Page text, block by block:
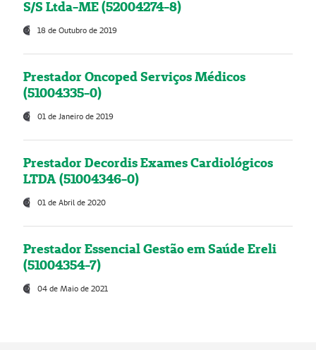
S/S Ltda-ME (52004274-8)
18 de Outubro de 2019
Prestador Oncoped Serviços Médicos
(51004335-0)
01 de Janeiro de 2019
Prestador Decordis Exames Cardiológicos
LTDA (51004346-0)
01 de Abril de 2020
Prestador Essencial Gestão em Saúde Ereli
(51004354-7)
04 de Maio de 2021